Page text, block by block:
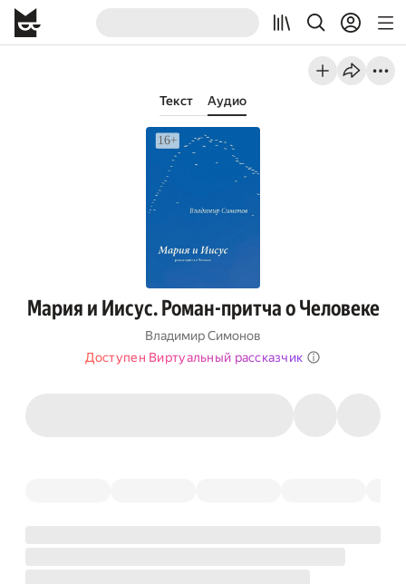
Текст Аудио
Мария и Иисус. Роман-притча о Человеке
Владимир Симонов
Доступен Виртуальный рассказчик